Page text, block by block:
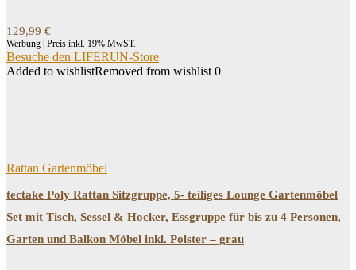
129,99 €
Werbung | Preis inkl. 19% MwST.
Besuche den LIFERUN-Store
Added to wishlistRemoved from wishlist 0
Rattan Gartenmöbel
tectake Poly Rattan Sitzgruppe, 5- teiliges Lounge Gartenmöbel
Set mit Tisch, Sessel & Hocker, Essgruppe für bis zu 4 Personen,
Garten und Balkon Möbel inkl. Polster – grau